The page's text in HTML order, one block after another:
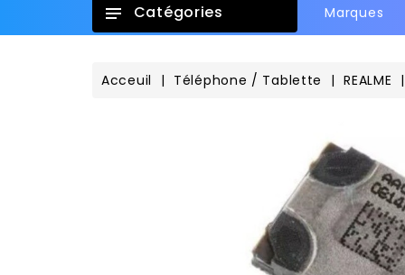
Catégories Marques
Acceuil Téléphone / Tablette REALME